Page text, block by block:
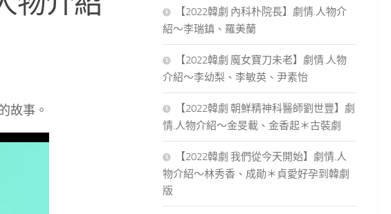
故事。
【2022韓劇 內科朴院長】劇情.人物介
紹～李瑞鎮、羅美蘭
【2022韓劇 魔女寶刀未老】劇情.人物
介紹～李幼梨、李敏英、尹素怡
【2022韓劇 朝鮮精神科醫師劉世豐】劇
情.人物介紹～金旻載、金香起＊古裝劇
【2022韓劇 我們從今天開始】劇情.人
物介紹～林秀香、成勛＊貞愛好孕到韓劇
版